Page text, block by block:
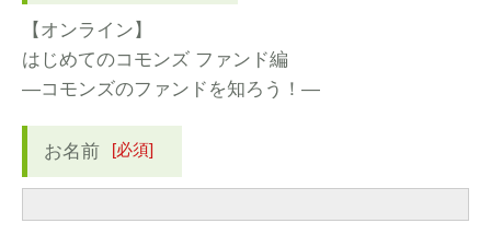
【オンライン】
はじめてのコモンズ ファンド編
―コモンズのファンドを知ろう！―
お名前 [必須]